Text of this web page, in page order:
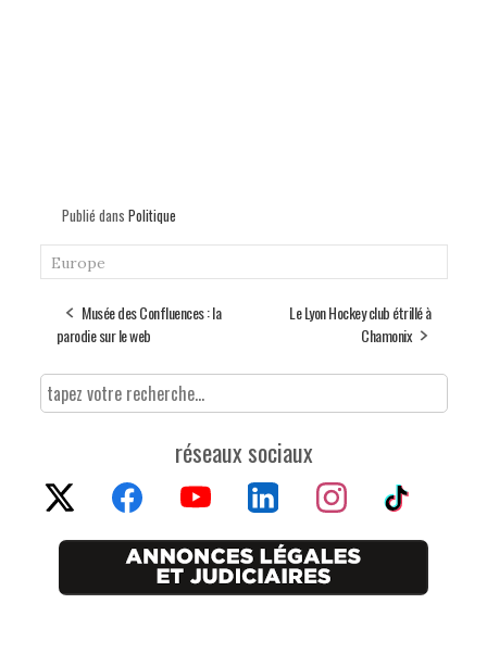
Publié dans Politique
Europe
Musée des Confluences : la
parodie sur le web
Le Lyon Hockey club étrillé à
Chamonix
réseaux sociaux